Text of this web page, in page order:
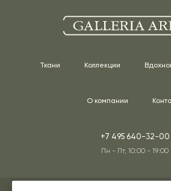
Ткани Коллекции
О компании
+7 495 640-32-00
Пн - Пт, 10:00 - 19:00